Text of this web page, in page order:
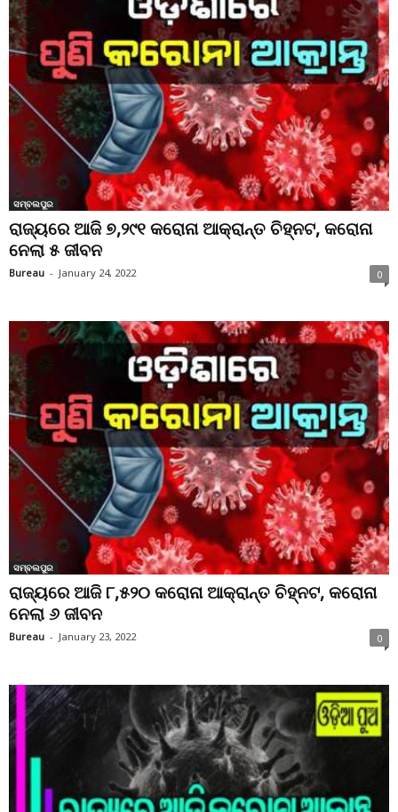
ସମ୍ବଲପୁର
ରାଜ୍ୟରେ ଆଜି ୭,୨୯୧ କରୋନା ଆକ୍ରାନ୍ତ ଚିହ୍ନଟ, କରୋନା
ନେଲା ୫ ଜୀବନ
Bureau - January 24, 2022 0
ସମ୍ବଲପୁର
ରାଜ୍ୟରେ ଆଜି ୮,୫୨୦ କରୋନା ଆକ୍ରାନ୍ତ ଚିହ୍ନଟ, କରୋନା
ନେଲା ୬ ଜୀବନ
Bureau - January 23, 2022 0